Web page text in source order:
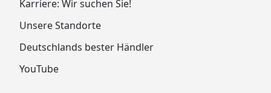
Karriere: Wir suchen Sie!
Unsere Standorte
Deutschlands bester Händler
YouTube